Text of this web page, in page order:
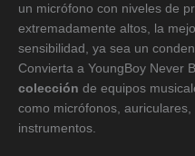
un micrófono con niveles de
extremadamente altos, la
sensibilidad, ya sea un
Convierta a YoungBoy Never
colección de equipos
como micrófonos,
instrumentos.